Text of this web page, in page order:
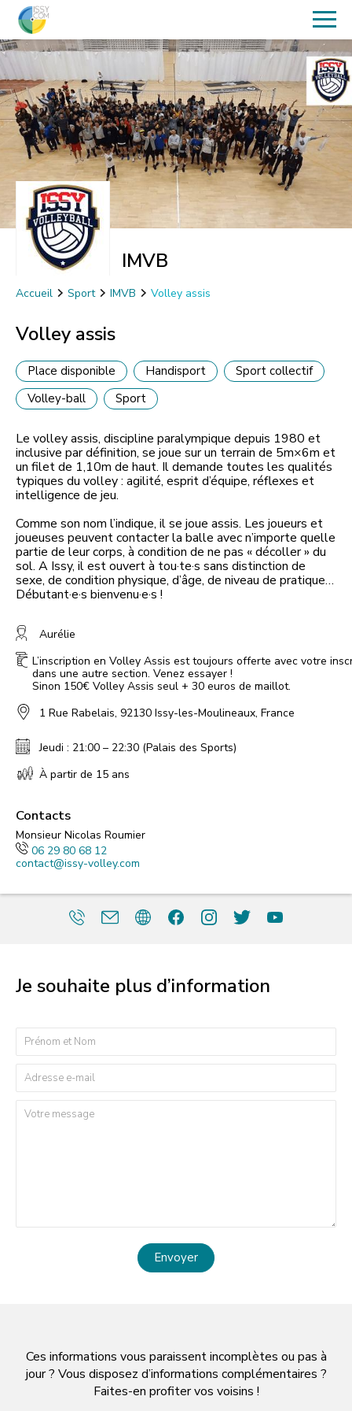
IMVB
Accueil Sport IMVB Volley assis
Volley assis
Place disponible Handisport
Sport collectif
Volley-ball
Sport
Le volley assis, discipline paralympique depuis 1980 et
inclusive par définition, se joue sur un terrain de 5m×6m et
un filet de 1,10m de haut. Il demande toutes les qualités
typiques du volley : agilité, esprit d’équipe, réflexes et
intelligence de jeu.
Comme son nom l’indique, il se joue assis. Les joueurs et
joueuses peuvent contacter la balle avec n’importe quelle
partie de leur corps, à condition de ne pas « décoller » du
sol. A Issy, il est ouvert à tou·te·s sans distinction de
sexe, de condition physique, d’âge, de niveau de pratique…
Débutant·e·s bienvenu·e·s !
Aurélie
L’inscription en Volley Assis est toujours offerte avec votre
dans une autre section. Venez essayer !
Sinon 150€ Volley Assis seul + 30 euros de maillot.
1 Rue Rabelais, 92130 Issy-les-Moulineaux, France
Jeudi : 21:00 – 22:30 (Palais des Sports)
À partir de 15 ans
Contacts
Monsieur Nicolas Roumier
06 29 80 68 12
contact@issy-volley.com
Je souhaite plus d’information
Envoyer
Ces informations vous paraissent incomplètes ou pas à
jour ? Vous disposez d’informations complémentaires ?
Faites-en profiter vos voisins !